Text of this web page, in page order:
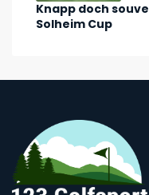
Knapp doch
Solheim Cup